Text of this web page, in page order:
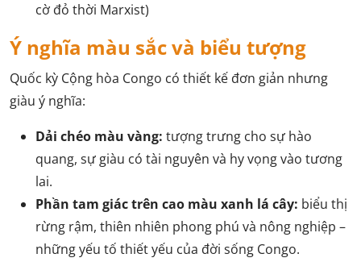
cờ đỏ thời Marxist)
Ý nghĩa màu sắc và biểu tượng
Quốc kỳ Cộng hòa Congo có thiết kế đơn giản nhưng
giàu ý nghĩa:
Dải chéo màu vàng: tượng trưng cho sự hào
quang, sự giàu có tài nguyên và hy vọng vào tương
lai.
Phần tam giác trên cao màu xanh lá cây: biểu thị
rừng rậm, thiên nhiên phong phú và nông nghiệp –
những yếu tố thiết yếu của đời sống Congo.